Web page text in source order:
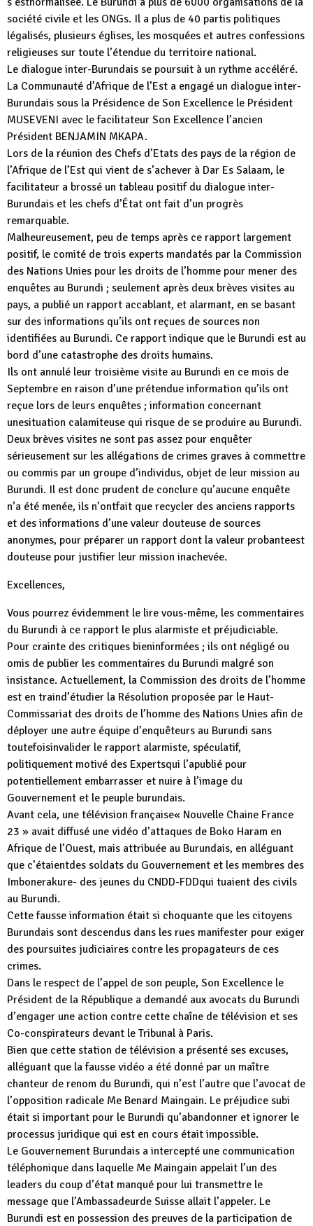
société civile et les ONGs. Il a plus de 40 partis politiques
légalisés, plusieurs églises, les mosquées et autres confessions
religieuses sur toute l’étendue du territoire national.
Le dialogue inter-Burundais se poursuit à un rythme accéléré.
La Communauté d’Afrique de l’Est a engagé un dialogue inter-
Burundais sous la Présidence de Son Excellence le Président
MUSEVENI avec le facilitateur Son Excellence l’ancien
Président BENJAMIN MKAPA.
Lors de la réunion des Chefs d’Etats des pays de la région de
l’Afrique de l’Est qui vient de s’achever à Dar Es Salaam, le
facilitateur a brossé un tableau positif du dialogue inter-
Burundais et les chefs d’État ont fait d’un progrès
remarquable.
Malheureusement, peu de temps après ce rapport largement
positif, le comité de trois experts mandatés par la Commission
des Nations Unies pour les droits de l’homme pour mener des
enquêtes au Burundi ; seulement après deux brèves visites au
pays, a publié un rapport accablant, et alarmant, en se basant
sur des informations qu’ils ont reçues de sources non
identifiées au Burundi. Ce rapport indique que le Burundi est au
bord d’une catastrophe des droits humains.
Ils ont annulé leur troisième visite au Burundi en ce mois de
Septembre en raison d’une prétendue information qu’ils ont
reçue lors de leurs enquêtes ; information concernant
unesituation calamiteuse qui risque de se produire au Burundi.
Deux brèves visites ne sont pas assez pour enquêter
sérieusement sur les allégations de crimes graves à commettre
ou commis par un groupe d’individus, objet de leur mission au
Burundi. Il est donc prudent de conclure qu’aucune enquête
n’a été menée, ils n’ontfait que recycler des anciens rapports
et des informations d’une valeur douteuse de sources
anonymes, pour préparer un rapport dont la valeur probanteest
douteuse pour justifier leur mission inachevée.
Excellences,
Vous pourrez évidemment le lire vous-même, les commentaires
du Burundi à ce rapport le plus alarmiste et préjudiciable.
Pour crainte des critiques bieninformées ; ils ont négligé ou
omis de publier les commentaires du Burundi malgré son
insistance. Actuellement, la Commission des droits de l’homme
est en traind’étudier la Résolution proposée par le Haut-
Commissariat des droits de l’homme des Nations Unies afin de
déployer une autre équipe d’enquêteurs au Burundi sans
toutefoisinvalider le rapport alarmiste, spéculatif,
politiquement motivé des Expertsqui l’apublié pour
potentiellement embarrasser et nuire à l’image du
Gouvernement et le peuple burundais.
Avant cela, une télévision française« Nouvelle Chaine France
23 » avait diffusé une vidéo d’attaques de Boko Haram en
Afrique de l’Ouest, mais attribuée au Burundais, en alléguant
que c’étaientdes soldats du Gouvernement et les membres des
Imbonerakure- des jeunes du CNDD-FDDqui tuaient des civils
au Burundi.
Cette fausse information était si choquante que les citoyens
Burundais sont descendus dans les rues manifester pour exiger
des poursuites judiciaires contre les propagateurs de ces
crimes.
Dans le respect de l’appel de son peuple, Son Excellence le
Président de la République a demandé aux avocats du Burundi
d’engager une action contre cette chaîne de télévision et ses
Co-conspirateurs devant le Tribunal à Paris.
Bien que cette station de télévision a présenté ses excuses,
alléguant que la fausse vidéo a été donné par un maître
chanteur de renom du Burundi, qui n’est l’autre que l’avocat de
l’opposition radicale Me Benard Maingain. Le préjudice subi
était si important pour le Burundi qu’abandonner et ignorer le
processus juridique qui est en cours était impossible.
Le Gouvernement Burundais a intercepté une communication
téléphonique dans laquelle Me Maingain appelait l’un des
leaders du coup d’état manqué pour lui transmettre le
message que l’Ambassadeurde Suisse allait l’appeler. Le
Burundi est en possession des preuves de la participation de